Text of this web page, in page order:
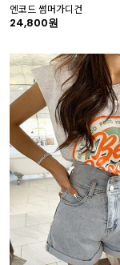
엔코드 썸머가디건
24,800원